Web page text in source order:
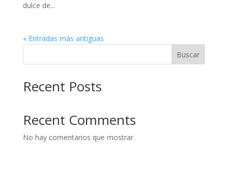
dulce de...
« Entradas más antiguas
Buscar
Recent Posts
Recent Comments
No hay comentarios que mostrar.